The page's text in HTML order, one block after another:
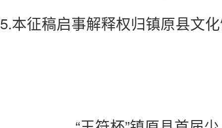
5.本征稿启事解释权归镇原县文